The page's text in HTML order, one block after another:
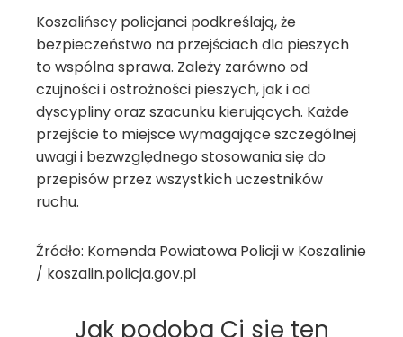
Koszalińscy policjanci podkreślają, że
bezpieczeństwo na przejściach dla pieszych
to wspólna sprawa. Zależy zarówno od
czujności i ostrożności pieszych, jak i od
dyscypliny oraz szacunku kierujących. Każde
przejście to miejsce wymagające szczególnej
uwagi i bezwzględnego stosowania się do
przepisów przez wszystkich uczestników
ruchu.
Źródło: Komenda Powiatowa Policji w Koszalinie
/ koszalin.policja.gov.pl
Jak podoba Ci się ten